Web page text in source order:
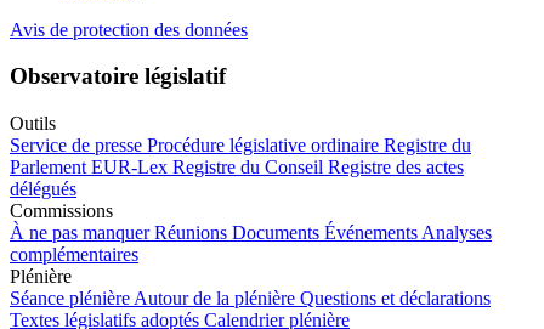
Avis de protection des données
Observatoire législatif
Outils
Service de presse Procédure législative ordinaire Registre du
Parlement EUR-Lex Registre du Conseil Registre des actes
délégués
Commissions
À ne pas manquer Réunions Documents Événements Analyses
complémentaires
Plénière
Séance plénière Autour de la plénière Questions et déclarations
Textes législatifs adoptés Calendrier plénière